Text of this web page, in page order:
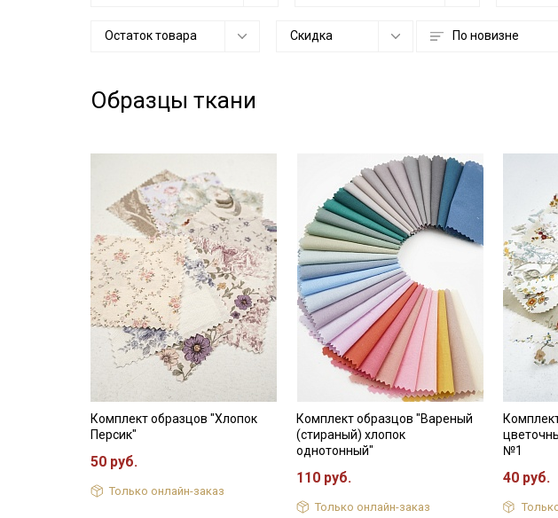
Остаток товара Скидка По новизне
Образцы ткани
Комплект образцов "Хлопок
Персик"
50 руб.
Только онлайн-заказ
Комплект образцов "Вареный
(стираный) хлопок
однотонный"
110 руб.
Только онлайн-заказ
№1
40 руб.